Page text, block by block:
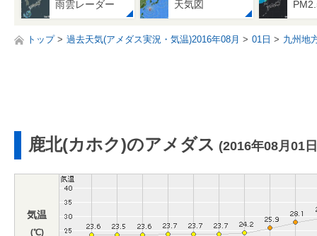
雨雲レーダー 天気図
トップ 過去天気(アメダス実況・気温)2016年08月 01日 九州地
鹿北(カホク)のアメダス (2016年08月01
気温
(℃)